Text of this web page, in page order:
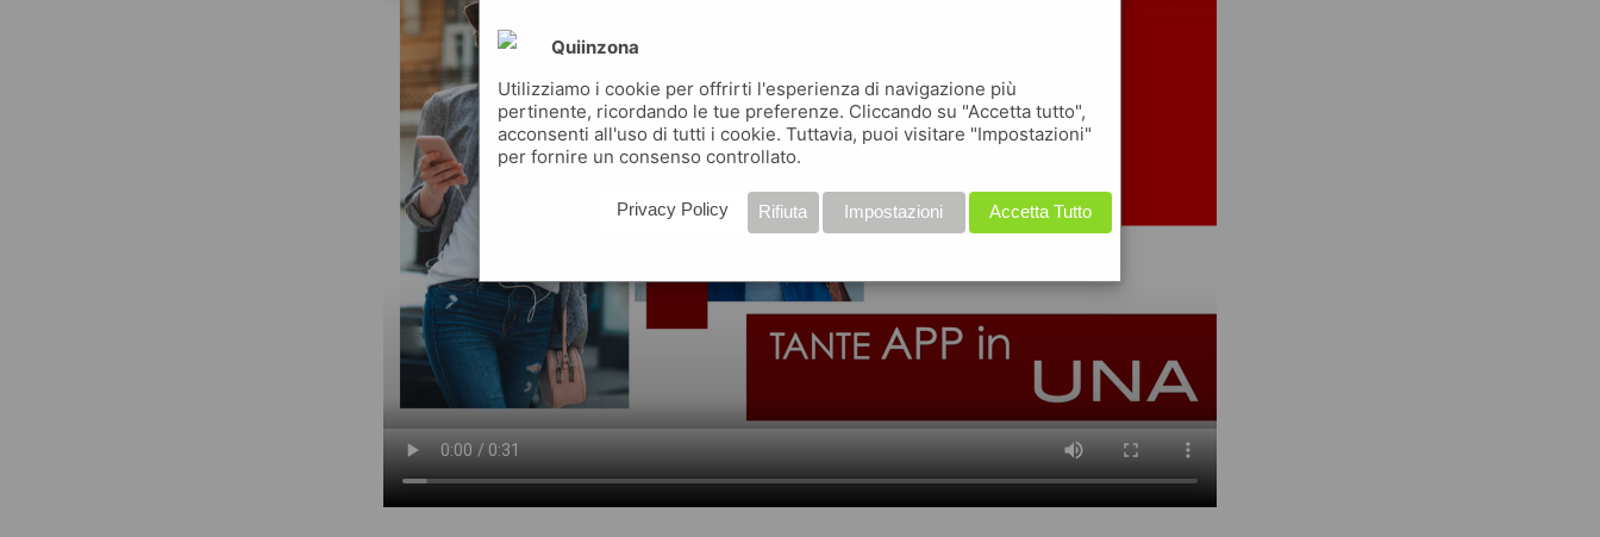
Quiinzona
Utilizziamo i cookie per offrirti l'esperienza di navigazione più
pertinente, ricordando le tue preferenze. Cliccando su "Accetta tutto",
acconsenti all'uso di tutti i cookie. Tuttavia, puoi visitare "Impostazioni"
per fornire un consenso controllato.
Accetta Tutto
Impostazioni
Rifiuta
Privacy Policy